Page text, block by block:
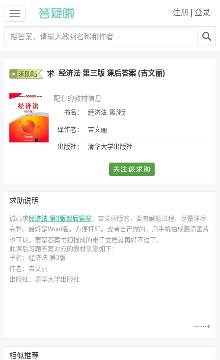
注册 登录
经济法 第三版 课后答案 (吉文丽)
配套的教材信息
书名： 经济法 第3版
译作者： 吉文丽
出版社： 清华大学出版社
求助说明
诚心求经济法 第3版课后答案，吉文丽版的，要有解题过程，尽量详尽
完整。最好是Word版，方便打印。或者自己做的，用手机拍成高清图片
也可以。要是答案书扫描成的电子文档就再好不过了。
此课后习题答案对应的教材信息如下：
书名：经济法 第3版
作者：吉文丽
出版社：清华大学出版社
相似推荐